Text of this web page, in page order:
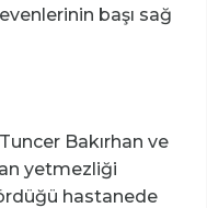
başı sağ
Bakırhan ve
yetmezliği
hastanede